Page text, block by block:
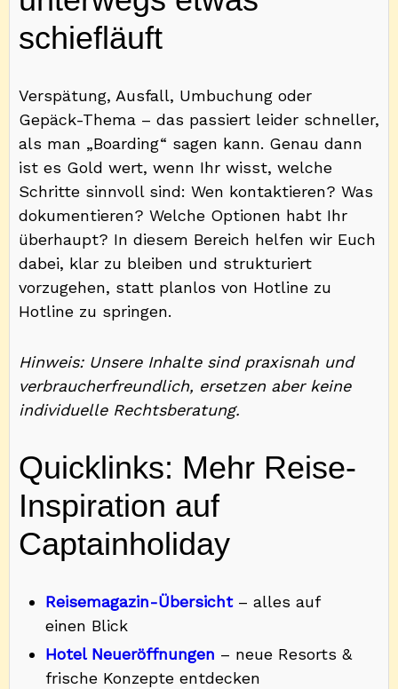
schiefläuft
Verspätung, Ausfall, Umbuchung oder
Gepäck-Thema – das passiert leider schneller,
als man „Boarding“ sagen kann. Genau dann
ist es Gold wert, wenn Ihr wisst, welche
Schritte sinnvoll sind: Wen kontaktieren? Was
dokumentieren? Welche Optionen habt Ihr
überhaupt? In diesem Bereich helfen wir Euch
dabei, klar zu bleiben und strukturiert
vorzugehen, statt planlos von Hotline zu
Hotline zu springen.
Hinweis: Unsere Inhalte sind praxisnah und
verbraucherfreundlich, ersetzen aber keine
individuelle Rechtsberatung.
Quicklinks: Mehr Reise-
Inspiration auf
Captainholiday
Reisemagazin-Übersicht– alles auf
einen Blick
Hotel Neueröffnungen – neue Resorts &
frische Konzepte entdecken